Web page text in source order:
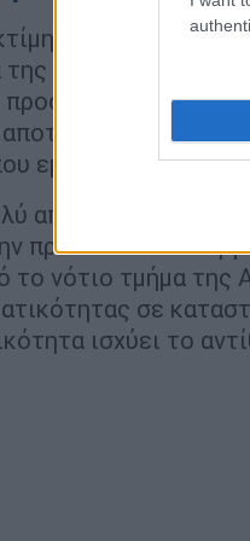
του
Αφρικής
Ωστόσο
αποτελεσματικά
εμφανίζει στην
απίθανο» το
προστασία των
το νότιο τμήμα της
σε
ισχύει το